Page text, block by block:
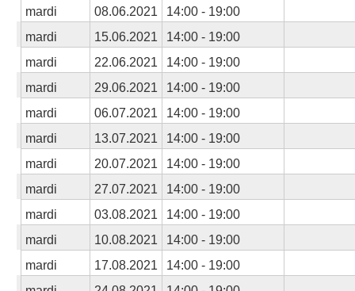
mardi
08.06.2021
14:00 - 19:00
mardi
15.06.2021
14:00 - 19:00
mardi
22.06.2021
14:00 - 19:00
mardi
29.06.2021
14:00 - 19:00
mardi
06.07.2021
14:00 - 19:00
mardi
13.07.2021
14:00 - 19:00
mardi
20.07.2021
14:00 - 19:00
mardi
27.07.2021
14:00 - 19:00
mardi
03.08.2021
14:00 - 19:00
mardi
10.08.2021
14:00 - 19:00
mardi
17.08.2021
14:00 - 19:00